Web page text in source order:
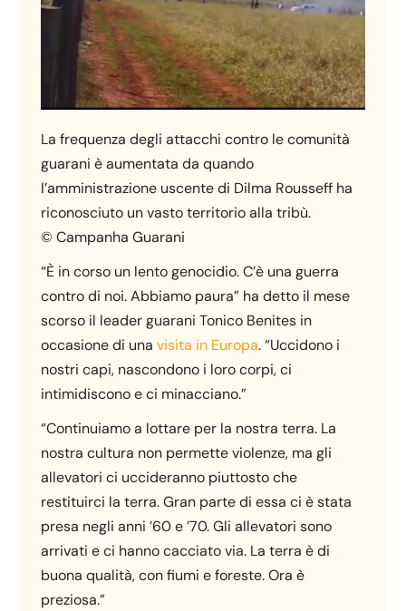
La frequenza degli attacchi contro le comunità
guarani è aumentata da quando
l’amministrazione uscente di Dilma Rousseff ha
riconosciuto un vasto territorio alla tribù.
© Campanha Guarani
“È in corso un lento genocidio. C’è una guerra
contro di noi. Abbiamo paura” ha detto il mese
scorso il leader guarani Tonico Benites in
occasione di unavisita in Europa. “Uccidono i
nostri capi, nascondono i loro corpi, ci
intimidiscono e ci minacciano.”
“Continuiamo a lottare per la nostra terra. La
nostra cultura non permette violenze, ma gli
allevatori ci uccideranno piuttosto che
restituirci la terra. Gran parte di essa ci è stata
presa negli anni ’60 e ’70. Gli allevatori sono
arrivati e ci hanno cacciato via. La terra è di
buona qualità, con fiumi e foreste. Ora è
preziosa.”